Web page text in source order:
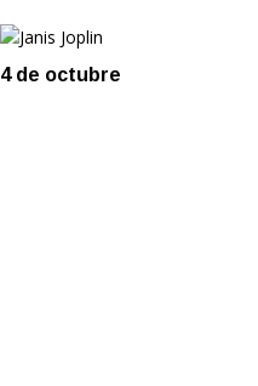
4 de octubre